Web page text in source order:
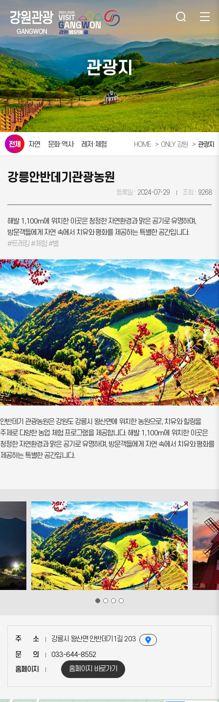
관광지
전체 자연 문화·역사 레저·체험 HOME ONLY 강원 관광지
강릉안반데기관광농원
등록일 : 2024-07-29 조회 : 9268
해발 1,100m에 위치한 이곳은 청정한 자연환경과 맑은 공기로 유명하며,
방문객들에게 자연 속에서 치유와 평화를 제공하는 특별한 공간입니다.
#트레킹 #체험 #별
안반데기 관광농원은 강원도 강릉시 왕산면에 위치한 농원으로, 치유와 힐링을
주제로 다양한 농업 체험 프로그램을 제공합니다. 해발 1,100m에 위치한 이곳은
청정한 자연환경과 맑은 공기로 유명하며, 방문객들에게 자연 속에서 치유와 평화를
제공하는 특별한 공간입니다.
주        소
강릉시 왕산면 안반데기1길 203
문        의
033-644-8552
홈페이지
홈페이지 바로가기